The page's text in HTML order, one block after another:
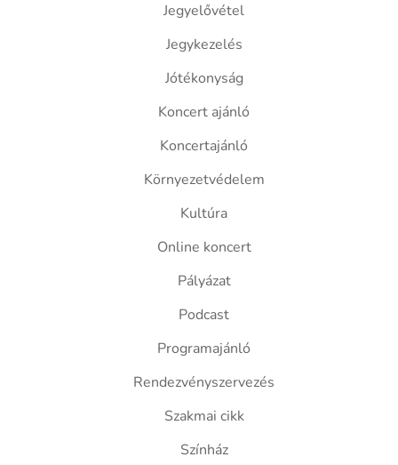
Jegyelővétel
Jegykezelés
Jótékonyság
Koncert ajánló
Koncertajánló
Környezetvédelem
Kultúra
Online koncert
Pályázat
Podcast
Programajánló
Rendezvényszervezés
Szakmai cikk
Színház